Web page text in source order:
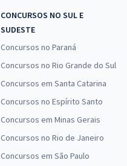
CONCURSOS NO SUL E
SUDESTE
Concursos no Paraná
Concursos no Rio Grande do Sul
Concursos em Santa Catarina
Concursos no Espírito Santo
Concursos em Minas Gerais
Concursos no Rio de Janeiro
Concursos em São Paulo